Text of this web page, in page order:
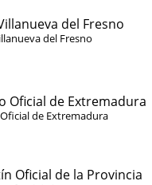
del Fresno
del Fresno
Oficial de Extremadura
de Extremadura
Oficial de la Provincia